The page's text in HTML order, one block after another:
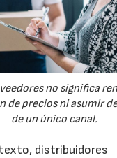
no significa
de precios ni asumir
de un único canal.
distribuidores